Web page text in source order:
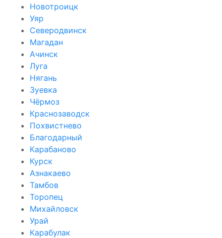
Новотроицк
Уяр
Северодвинск
Магадан
Ачинск
Луга
Нягань
Зуевка
Чёрмоз
Краснозаводск
Похвистнево
Благодарный
Карабаново
Курск
Азнакаево
Тамбов
Торопец
Михайловск
Урай
Карабулак